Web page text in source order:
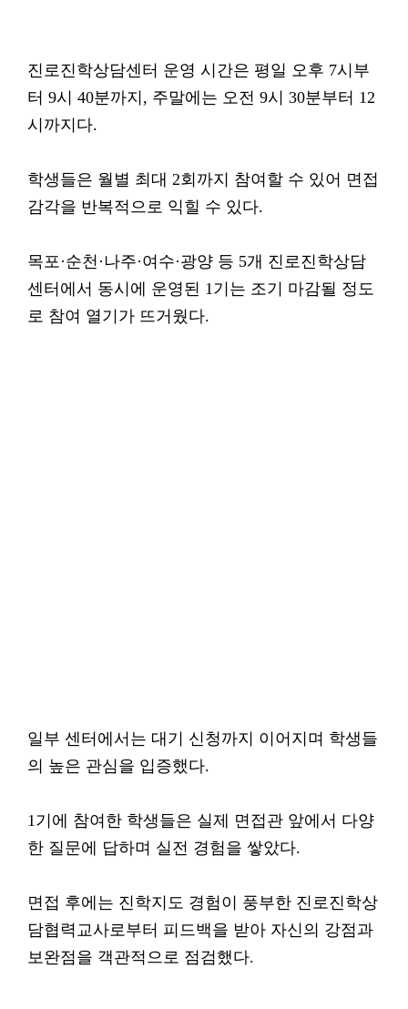
진로진학상담센터 운영 시간은 평일 오후 7시부
터 9시 40분까지, 주말에는 오전 9시 30분부터 12
시까지다.
학생들은 월별 최대 2회까지 참여할 수 있어 면접
감각을 반복적으로 익힐 수 있다.
목포·순천·나주·여수·광양 등 5개 진로진학상담
센터에서 동시에 운영된 1기는 조기 마감될 정도
로 참여 열기가 뜨거웠다.
일부 센터에서는 대기 신청까지 이어지며 학생들
의 높은 관심을 입증했다.
1기에 참여한 학생들은 실제 면접관 앞에서 다양
한 질문에 답하며 실전 경험을 쌓았다.
면접 후에는 진학지도 경험이 풍부한 진로진학상
담협력교사로부터 피드백을 받아 자신의 강점과
보완점을 객관적으로 점검했다.